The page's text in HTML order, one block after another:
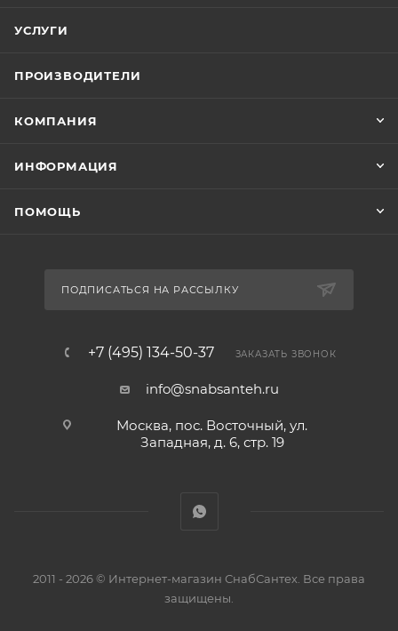
УСЛУГИ
ПРОИЗВОДИТЕЛИ
КОМПАНИЯ
ИНФОРМАЦИЯ
ПОМОЩЬ
ПОДПИСАТЬСЯ НА РАССЫЛКУ
+7 (495) 134-50-37 ЗАКАЗАТЬ ЗВОНОК
info@snabsanteh.ru
Москва, пос. Восточный, ул.
Западная, д. 6, стр. 19
2011 - 2026 © Интернет-магазин СнабСантех. Все права
защищены.